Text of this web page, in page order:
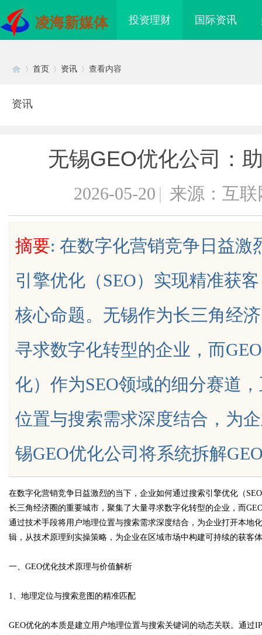
凌海新媒体 投资理财 国际资讯
uz
首页 资讯 查看内容
资讯
无锡GEO优化公司：
2026-05-20 | 来源：互联
摘要: 在数字化营销竞争日益激
引擎优化（SEO）实现精准获
核心命题。无锡作为长三角经
寻求数字化转型的企业，而
化）作为SEO领域的细分赛道
位置与搜索需求深度结合，为
锡GEO优化公司将系统拆解
在数字化营销竞争日益激烈的当下，企业如何通过搜索引擎优化（
长三角经济圈的重要城市，聚集了大量寻求数字化转型的企业，而
通过技术手段将用户地理位置与搜索需求深度结合，为企业打开本地
辑，从技术原理到实操策略，为企业在区域市场中构建可持续的获客
一、GEO优化技术原理与价值解析
1、地理定位与搜索意图的精准匹配
GEO优化的本质是建立用户地理位置与搜索关键词的动态关联。通过
里的“Know-how”